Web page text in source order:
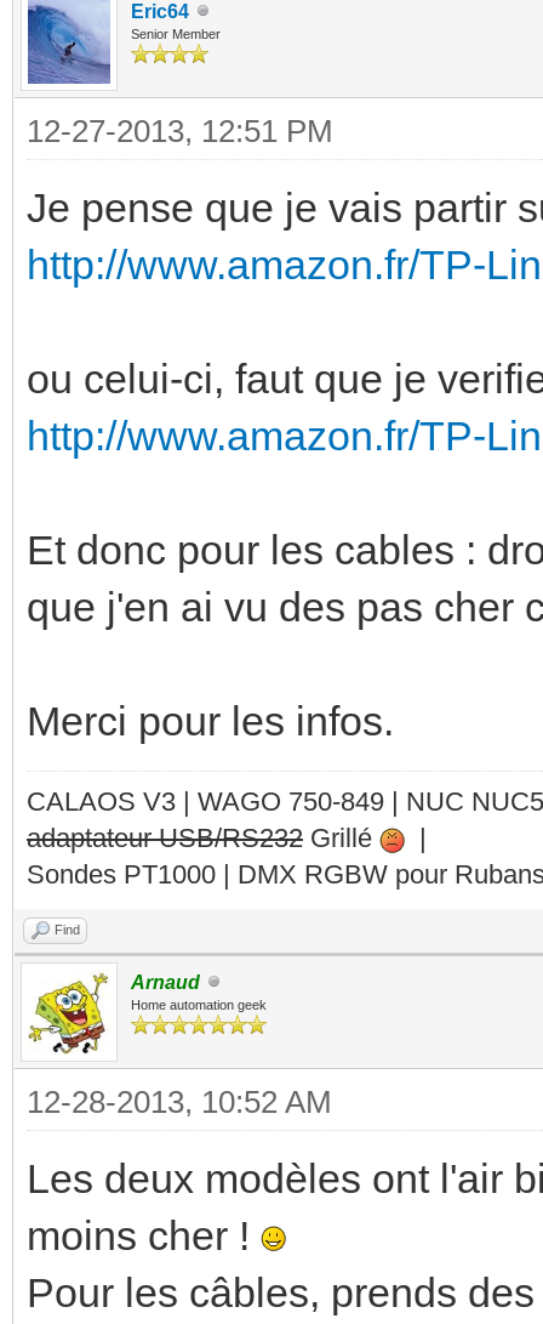
Eric64
Senior Member
12-27-2013, 12:51 PM
Je pense que je vais partir
http://www.amazon.fr/TP-
ou celui-ci, faut que je
http://www.amazon.fr/TP-
Et donc pour les cables :
que j'en ai vu des pas cher
Merci pour les infos.
CALAOS V3 | WAGO 750-849 | NUC
adaptateur USB/RS232 Grillé
|
Sondes PT1000 | DMX RGBW pour
Find
Arnaud
Home automation geek
12-28-2013, 10:52 AM
Les deux modèles ont l'air
moins cher !
Pour les câbles, prends